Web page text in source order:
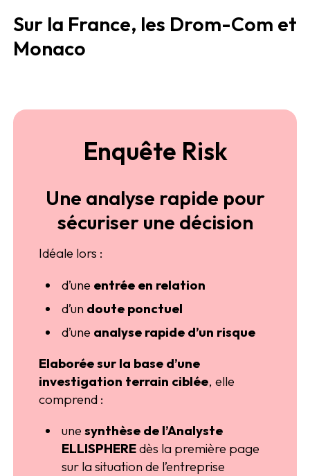
Sur la France, les Drom-Com et
Monaco
Enquête Risk
Une analyse rapide pour
sécuriser une décision
Idéale lors :
d’une entrée en relation
d’un doute ponctuel
d’une analyse rapide d’un risque
Elaborée sur la base d’une
investigation terrain ciblée, elle
comprend :
unesynthèse de l’Analyste
ELLISPHEREdès la première page
sur la situation de l’entreprise